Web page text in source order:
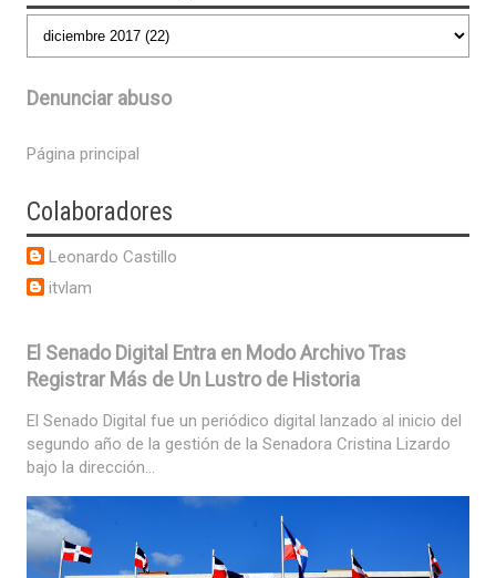
Denunciar abuso
Página principal
Colaboradores
Leonardo Castillo
itvlam
El Senado Digital Entra en Modo Archivo Tras
Registrar Más de Un Lustro de Historia
El Senado Digital fue un periódico digital lanzado al inicio del
segundo año de la gestión de la Senadora Cristina Lizardo
bajo la dirección...